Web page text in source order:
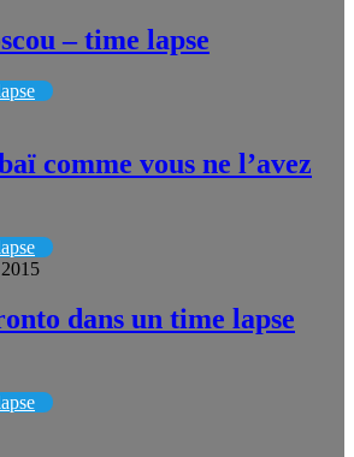
– time lapse
comme vous ne l’avez
dans un time lapse